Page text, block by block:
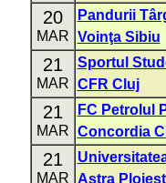
20
MAR
Pandurii
Voinţa Sibiu
21
MAR
Sportul
CFR Cluj
21
MAR
FC Petrolul
Concordia
21
MAR Astra